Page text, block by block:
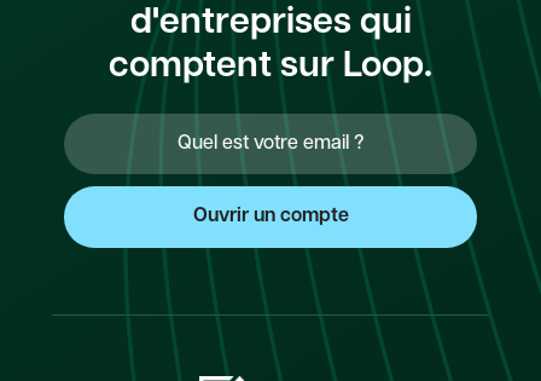
d'entreprises qui
comptent sur Loop.